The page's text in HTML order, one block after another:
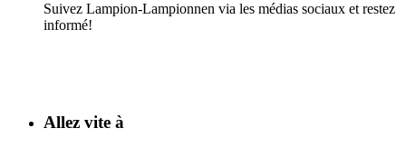
Suivez Lampion-Lampionnen via les médias sociaux et restez
informé!
Allez vite à